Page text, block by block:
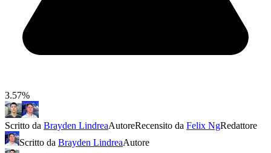
3.57%
Scritto da Brayden LindreaAutoreRecensito da Felix NgRedattore
Scritto da Brayden LindreaAutore